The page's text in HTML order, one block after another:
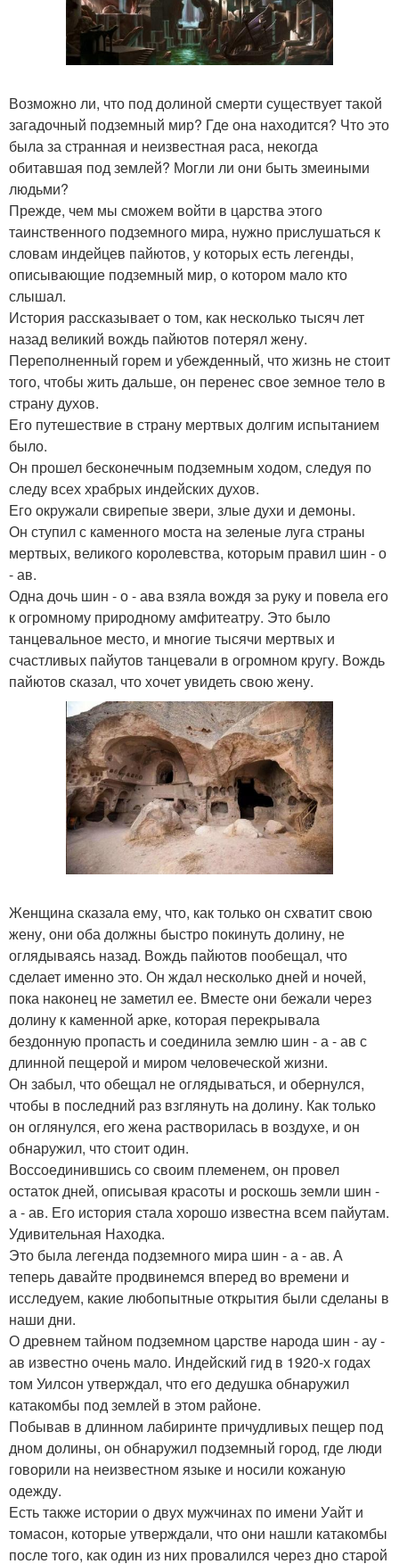
Возможно ли, что под долиной смерти существует такой
загадочный подземный мир? Где она находится? Что это
была за странная и неизвестная раса, некогда
обитавшая под землей? Могли ли они быть змеиными
людьми?
Прежде, чем мы сможем войти в царства этого
таинственного подземного мира, нужно прислушаться к
словам индейцев пайютов, у которых есть легенды,
описывающие подземный мир, о котором мало кто
слышал.
История рассказывает о том, как несколько тысяч лет
назад великий вождь пайютов потерял жену.
Переполненный горем и убежденный, что жизнь не стоит
того, чтобы жить дальше, он перенес свое земное тело в
страну духов.
Его путешествие в страну мертвых долгим испытанием
было.
Он прошел бесконечным подземным ходом, следуя по
следу всех храбрых индейских духов.
Его окружали свирепые звери, злые духи и демоны.
Он ступил с каменного моста на зеленые луга страны
мертвых, великого королевства, которым правил шин - о
- ав.
Одна дочь шин - о - ава взяла вождя за руку и повела его
к огромному природному амфитеатру. Это было
танцевальное место, и многие тысячи мертвых и
счастливых пайутов танцевали в огромном кругу. Вождь
пайютов сказал, что хочет увидеть свою жену.
Женщина сказала ему, что, как только он схватит свою
жену, они оба должны быстро покинуть долину, не
оглядываясь назад. Вождь пайютов пообещал, что
сделает именно это. Он ждал несколько дней и ночей,
пока наконец не заметил ее. Вместе они бежали через
долину к каменной арке, которая перекрывала
бездонную пропасть и соединила землю шин - а - ав с
длинной пещерой и миром человеческой жизни.
Он забыл, что обещал не оглядываться, и обернулся,
чтобы в последний раз взглянуть на долину. Как только
он оглянулся, его жена растворилась в воздухе, и он
обнаружил, что стоит один.
Воссоединившись со своим племенем, он провел
остаток дней, описывая красоты и роскошь земли шин -
а - ав. Его история стала хорошо известна всем пайутам.
Удивительная Находка.
Это была легенда подземного мира шин - а - ав. А
теперь давайте продвинемся вперед во времени и
исследуем, какие любопытные открытия были сделаны в
наши дни.
О древнем тайном подземном царстве народа шин - ау -
ав известно очень мало. Индейский гид в 1920-х годах
том Уилсон утверждал, что его дедушка обнаружил
катакомбы под землей в этом районе.
Побывав в длинном лабиринте причудливых пещер под
дном долины, он обнаружил подземный город, где люди
говорили на неизвестном языке и носили кожаную
одежду.
Есть также истории о двух мужчинах по имени Уайт и
томасон, которые утверждали, что они нашли катакомбы
после того, как один из них провалился через дно старой